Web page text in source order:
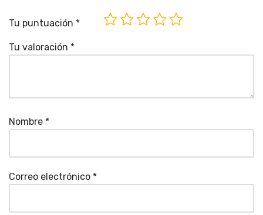
Tu puntuación *
Tu valoración *
Nombre *
Correo electrónico *